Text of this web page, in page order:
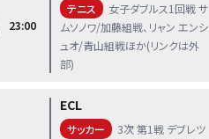
23:00
テニス
女子ダブルス1回戦 サ
ムソノワ/加藤組戦、リャン エンシ
ュオ/青山組戦ほか(リンクは外
部)
ECL
サッカー
3次 第1戦 デブレツ